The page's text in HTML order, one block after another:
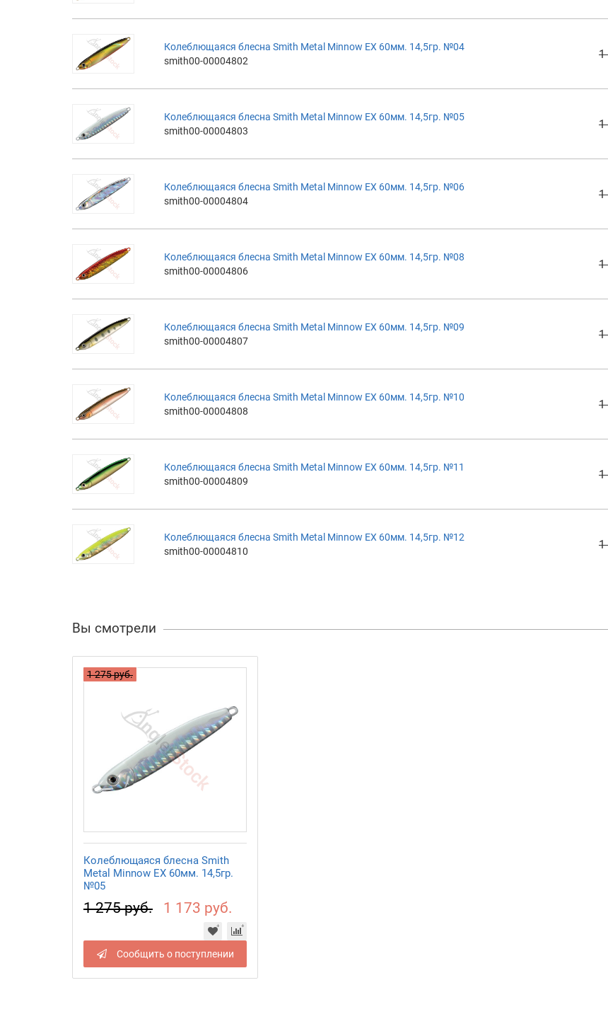
Колеблющаяся блесна Smith Metal Minnow EX 60мм. 14,5гр. №04
smith00-00004802
1
Колеблющаяся блесна Smith Metal Minnow EX 60мм. 14,5гр. №05
smith00-00004803
1
Колеблющаяся блесна Smith Metal Minnow EX 60мм. 14,5гр. №06
smith00-00004804
1
Колеблющаяся блесна Smith Metal Minnow EX 60мм. 14,5гр. №08
smith00-00004806
1
Колеблющаяся блесна Smith Metal Minnow EX 60мм. 14,5гр. №09
smith00-00004807
1
Колеблющаяся блесна Smith Metal Minnow EX 60мм. 14,5гр. №10
smith00-00004808
1
Колеблющаяся блесна Smith Metal Minnow EX 60мм. 14,5гр. №11
smith00-00004809
1
Колеблющаяся блесна Smith Metal Minnow EX 60мм. 14,5гр. №12
smith00-00004810
1
Вы смотрели
1 275 руб.
Колеблющаяся блесна Smith
Metal Minnow EX 60мм. 14,5гр.
№05
1 275 руб. 1 173 руб.
Сообщить о поступлении